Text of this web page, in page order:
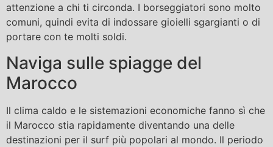
attenzione a chi ti circonda. I borseggiatori sono molto
comuni, quindi evita di indossare gioielli sgargianti o di
portare con te molti soldi.
Naviga sulle spiagge del
Marocco
Il clima caldo e le sistemazioni economiche fanno sì che
il Marocco stia rapidamente diventando una delle
destinazioni per il surf più popolari al mondo. Il periodo